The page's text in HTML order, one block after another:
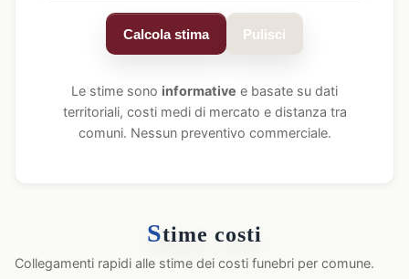
Calcola stima Pulisci
Le stime sono informative e basate su dati
territoriali, costi medi di mercato e distanza tra
comuni. Nessun preventivo commerciale.
Stime costi
Collegamenti rapidi alle stime dei costi funebri per comune.